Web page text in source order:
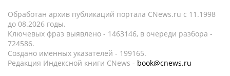
Обработан архив публикаций портала CNews.ru c 11.1998
до 08.2026 годы.
Ключевых фраз выявлено - 1463146, в очереди разбора -
724586.
Создано именных указателей - 199165.
Редакция Индексной книги CNews - book@cnews.ru